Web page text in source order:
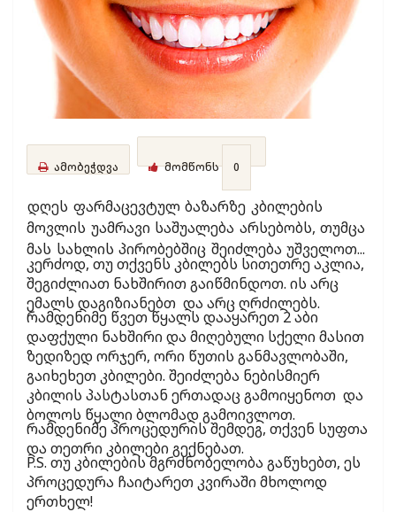
ამობეჭდვა მომწონს 0
დღეს ფარმაცევტულ ბაზარზე კბილების
მოვლის უამრავი საშუალება არსებობს, თუმცა
მას სახლის პირობებშიც შეიძლება უშველოთ...
კერძოდ, თუ თქვენს კბილებს სითეთრე აკლია,
შეგიძლიათ ნახშირით გაიწმინდოთ. ის არც
ემალს დაგიზიანებთ და არც ღრძილებს.
რამდენიმე წვეთ წყალს დააყარეთ 2 აბი
დაფქული ნახშირი და მიღებული სქელი მასით
ზედიზედ ორჯერ, ორი წუთის განმავლობაში,
გაიხეხეთ კბილები. შეიძლება ნებისმიერ
კბილის პასტასთან ერთადაც გამოიყენოთ და
ბოლოს წყალი ბლომად გამოივლოთ.
რამდენიმე პროცედურის შემდეგ, თქვენ სუფთა
და თეთრი კბილები გექნებათ.
P.S. თუ კბილების მგრძნობელობა გაწუხებთ, ეს
პროცედურა ჩაიტარეთ კვირაში მხოლოდ
ერთხელ!